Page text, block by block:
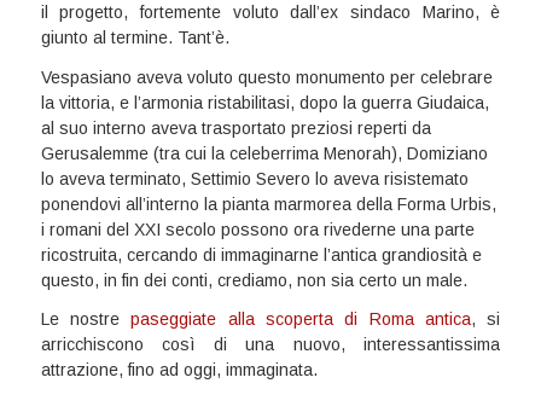
il progetto, fortemente voluto dall’ex sindaco Marino, è
giunto al termine. Tant’è.
Vespasiano aveva voluto questo monumento per celebrare
la vittoria, e l’armonia ristabilitasi, dopo la guerra Giudaica,
al suo interno aveva trasportato preziosi reperti da
Gerusalemme (tra cui la celeberrima Menorah), Domiziano
lo aveva terminato, Settimio Severo lo aveva risistemato
ponendovi all’interno la pianta marmorea della Forma Urbis,
i romani del XXI secolo possono ora rivederne una parte
ricostruita, cercando di immaginarne l’antica grandiosità e
questo, in fin dei conti, crediamo, non sia certo un male.
Le nostrepaseggiate alla scoperta di Roma antica, si
arricchiscono così di una nuovo, interessantissima
attrazione, fino ad oggi, immaginata.